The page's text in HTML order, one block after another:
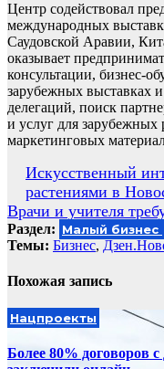
Центр содействовал
международных
Саудовской Аравии,
оказывает
консультации, бизнес-
зарубежных выставках
делегаций, поиск
и услуг для зарубежных
маркетинговых
Навигация
по
записям
Искусственный
растениями в
Врачи и учителя
Раздел: Малый бизнес
Темы: Бизнес,
Похожая запись
Нацпроекты
Более 80% договоров